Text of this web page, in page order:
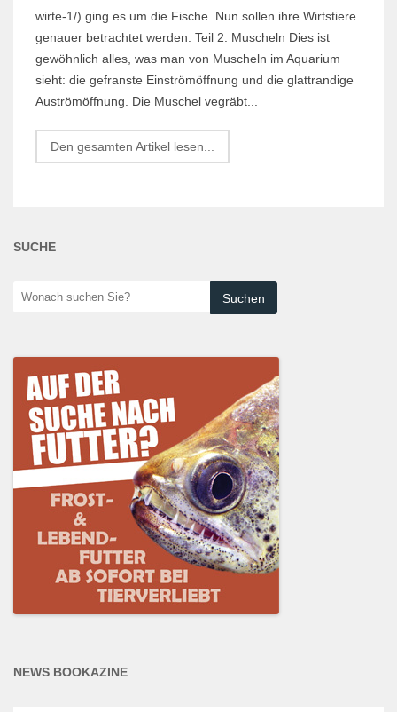
wirte-1/) ging es um die Fische. Nun sollen ihre Wirtstiere
genauer betrachtet werden. Teil 2: Muscheln Dies ist
gewöhnlich alles, was man von Muscheln im Aquarium
sieht: die gefranste Einströmöffnung und die glattrandige
Auströmöffnung. Die Muschel vegräbt...
Den gesamten Artikel lesen...
SUCHE
Wonach
NEWS BOOKAZINE